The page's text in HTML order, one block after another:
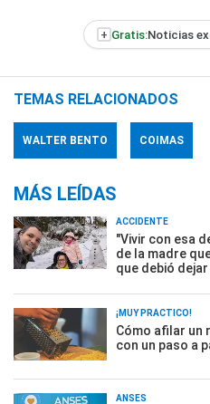
+ Gratis:Noticias
TEMAS RELACIONADOS
WALTER BENTO COIMAS
MÁS LEÍDAS
ACCIDENTE
"Vivir con esa
de la madre
que debió dejar
¡MUY PRÁCTICO!
Cómo afilar un
con un paso a
ANSES